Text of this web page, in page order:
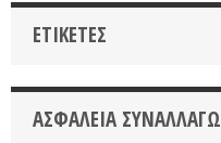
ΕΤΙΚΈΤΕΣ
ΑΣΦΆΛΕΙΑ